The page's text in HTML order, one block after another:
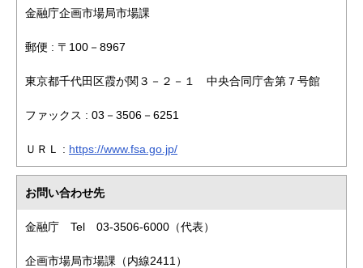
金融庁企画市場局市場課
郵便 : 〒100－8967
東京都千代田区霞が関３－２－１ 中央合同庁舎第７号館
ファックス : 03－3506－6251
ＵＲＬ : https://www.fsa.go.jp/
お問い合わせ先
金融庁 Tel 03-3506-6000（代表）
企画市場局市場課（内線2411）